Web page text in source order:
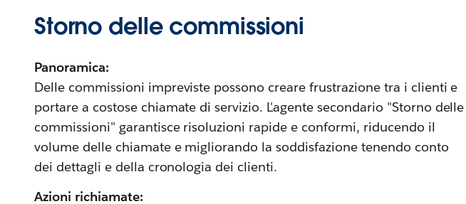
Storno delle commissioni
Panoramica:
Delle commissioni impreviste possono creare frustrazione tra i clienti e
portare a costose chiamate di servizio. L'agente secondario "Storno delle
commissioni" garantisce risoluzioni rapide e conformi, riducendo il
volume delle chiamate e migliorando la soddisfazione tenendo conto
dei dettagli e della cronologia dei clienti.
Azioni richiamate: